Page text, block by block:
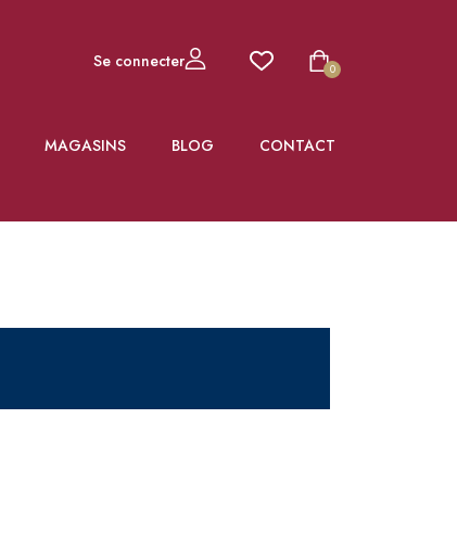
Se connecter 0
MAGASINS BLOG CONTACT